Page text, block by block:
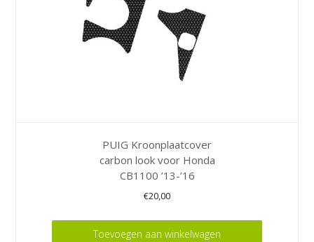
PUIG Kroonplaatcover
carbon look voor Honda
CB1100 ’13-’16
€20,00
Toevoegen aan winkelwagen